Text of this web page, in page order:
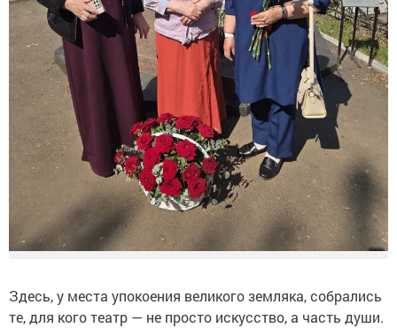
Здесь, у места упокоения великого земляка, собрались
те, для кого театр — не просто искусство, а часть души.